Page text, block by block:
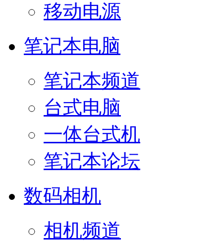
移动电源
笔记本电脑
笔记本频道
台式电脑
一体台式机
笔记本论坛
数码相机
相机频道